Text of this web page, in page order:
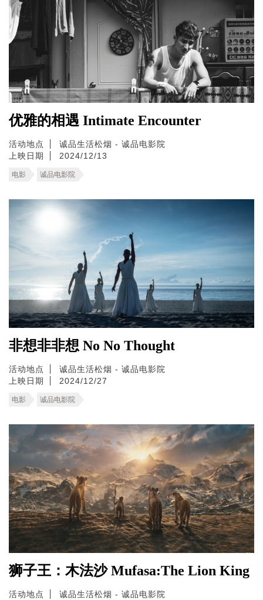
优雅的相遇 Intimate Encounter
活动地点
诚品生活松烟 - 诚品电影院
上映日期
2024/12/13
电影 诚品电影院
非想非非想 No No Thought
活动地点
诚品生活松烟 - 诚品电影院
上映日期
2024/12/27
电影 诚品电影院
狮子王：木法沙 Mufasa:The Lion King
活动地点
诚品生活松烟 - 诚品电影院